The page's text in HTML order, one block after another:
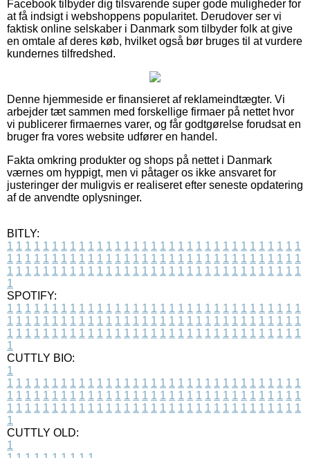
Facebook tilbyder dig tilsvarende super gode muligheder for
at få indsigt i webshoppens popularitet. Derudover ser vi
faktisk online selskaber i Danmark som tilbyder folk at give
en omtale af deres køb, hvilket også bør bruges til at vurdere
kundernes tilfredshed.
Denne hjemmeside er finansieret af reklameindtægter. Vi
arbejder tæt sammen med forskellige firmaer på nettet hvor
vi publicerer firmaernes varer, og får godtgørelse forudsat en
bruger fra vores website udfører en handel.
Fakta omkring produkter og shops på nettet i Danmark
værnes om hyppigt, men vi påtager os ikke ansvaret for
justeringer der muligvis er realiseret efter seneste opdatering
af de anvendte oplysninger.
BITLY:
1 1 1 1 1 1 1 1 1 1 1 1 1 1 1 1 1 1 1 1 1 1 1 1 1 1 1 1 1 1 1 1 1
1 1 1 1 1 1 1 1 1 1 1 1 1 1 1 1 1 1 1 1 1 1 1 1 1 1 1 1 1 1 1 1 1
1 1 1 1 1 1 1 1 1 1 1 1 1 1 1 1 1 1 1 1 1 1 1 1 1 1 1 1 1 1 1 1 1
1
SPOTIFY:
1 1 1 1 1 1 1 1 1 1 1 1 1 1 1 1 1 1 1 1 1 1 1 1 1 1 1 1 1 1 1 1 1
1 1 1 1 1 1 1 1 1 1 1 1 1 1 1 1 1 1 1 1 1 1 1 1 1 1 1 1 1 1 1 1 1
1 1 1 1 1 1 1 1 1 1 1 1 1 1 1 1 1 1 1 1 1 1 1 1 1 1 1 1 1 1 1 1 1
1
CUTTLY BIO:
1
1 1 1 1 1 1 1 1 1 1 1 1 1 1 1 1 1 1 1 1 1 1 1 1 1 1 1 1 1 1 1 1 1
1 1 1 1 1 1 1 1 1 1 1 1 1 1 1 1 1 1 1 1 1 1 1 1 1 1 1 1 1 1 1 1 1
1 1 1 1 1 1 1 1 1 1 1 1 1 1 1 1 1 1 1 1 1 1 1 1 1 1 1 1 1 1 1 1 1
1
CUTTLY OLD:
1